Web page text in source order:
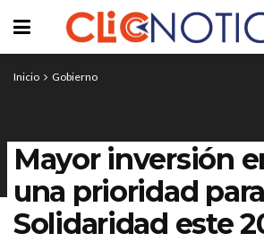
Inicio Gobierno
Mayor inversión
una prioridad para
Solidaridad este